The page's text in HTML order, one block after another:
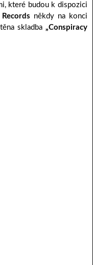
které budou k dispozici
někdy na konci
skladba „Conspiracy